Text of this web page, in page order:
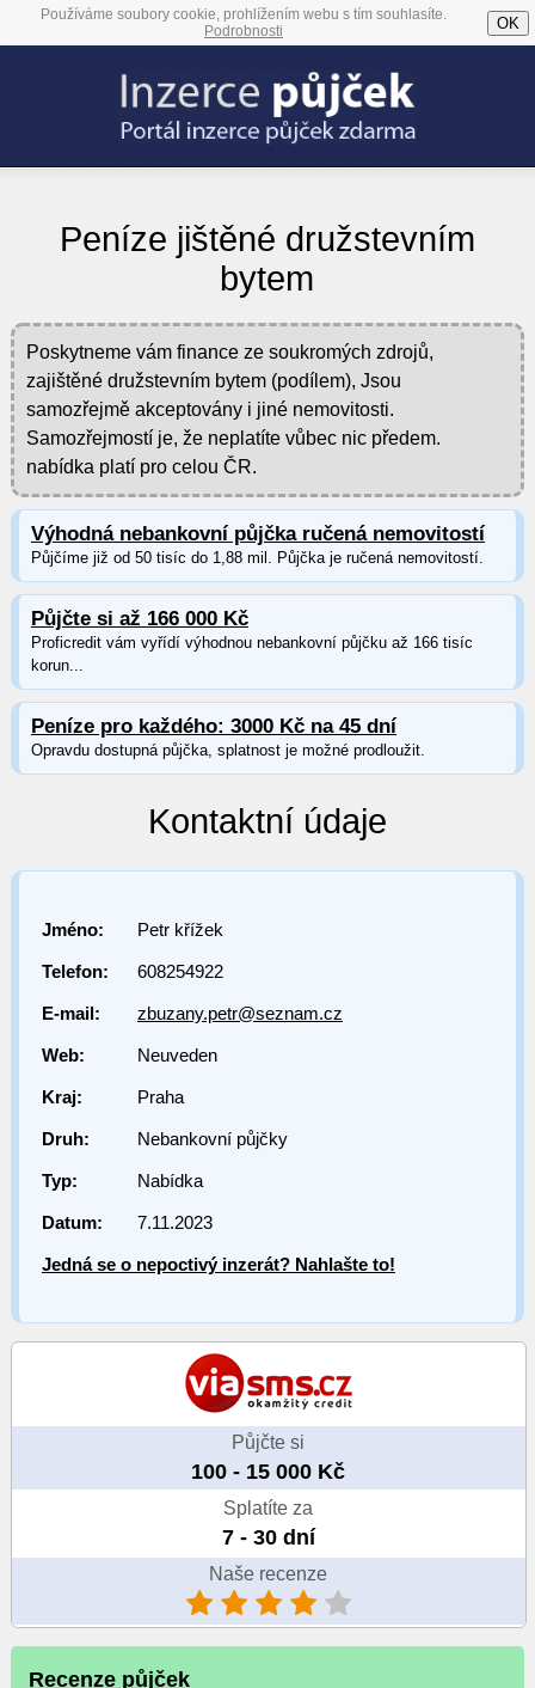
Používáme soubory cookie, prohlížením webu s tím souhlasíte.
Podrobnosti
OK
Peníze jištěné družstevním
bytem
Poskytneme vám finance ze soukromých zdrojů,
zajištěné družstevním bytem (podílem), Jsou
samozřejmě akceptovány i jiné nemovitosti.
Samozřejmostí je, že neplatíte vůbec nic předem.
nabídka platí pro celou ČR.
Výhodná nebankovní půjčka ručená nemovitostí
Půjčíme již od 50 tisíc do 1,88 mil. Půjčka je ručená nemovitostí.
Půjčte si až 166 000 Kč
Proficredit vám vyřídí výhodnou nebankovní půjčku až 166 tisíc
korun...
Peníze pro každého: 3000 Kč na 45 dní
Opravdu dostupná půjčka, splatnost je možné prodloužit.
Kontaktní údaje
Jméno: Petr křížek
Telefon: 608254922
E-mail: zbuzany.petr@seznam.cz
Web: Neuveden
Kraj: Praha
Druh: Nebankovní půjčky
Typ: Nabídka
Datum: 7.11.2023
Jedná se o nepoctivý inzerát? Nahlašte to!
Půjčte si
100 - 15 000 Kč
Splatíte za
7 - 30 dní
Naše recenze
Recenze půjček